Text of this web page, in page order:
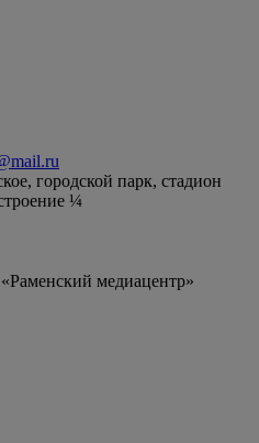
городской парк, стадион
¼
медиацентр»